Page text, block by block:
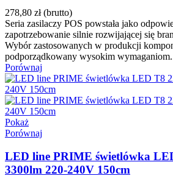
278,80 zł (brutto)
Seria zasilaczy POS powstała jako
zapotrzebowanie silnie rozwijającej się
Wybór zastosowanych w produkcji
podporządkowany wysokim
Porównaj
Pokaż
Porównaj
LED line PRIME świetlówka
3300lm 220-240V 150cm